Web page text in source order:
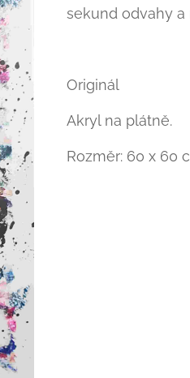
sekund odvahy a
Originál
Akryl na plátně.
Rozměr: 60 x 60